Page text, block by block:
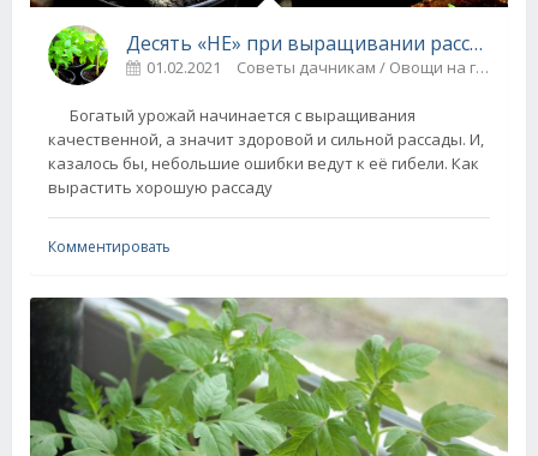
Десять «НЕ» при выращивании рассады
01.02.2021 Советы дачникам / Овощи на грядке
Богатый урожай начинается с выращивания
качественной, а значит здоровой и сильной рассады. И,
казалось бы, небольшие ошибки ведут к её гибели. Как
вырастить хорошую рассаду
Комментировать